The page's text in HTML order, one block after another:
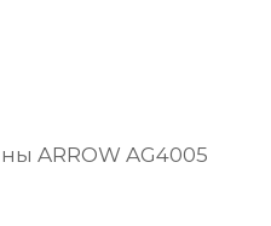
ARROW AG4005